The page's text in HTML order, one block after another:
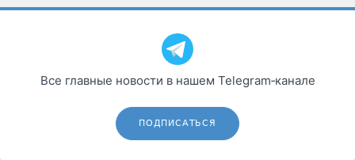
Все главные новости в нашем Telegram‑канале
ПОДПИСАТЬСЯ